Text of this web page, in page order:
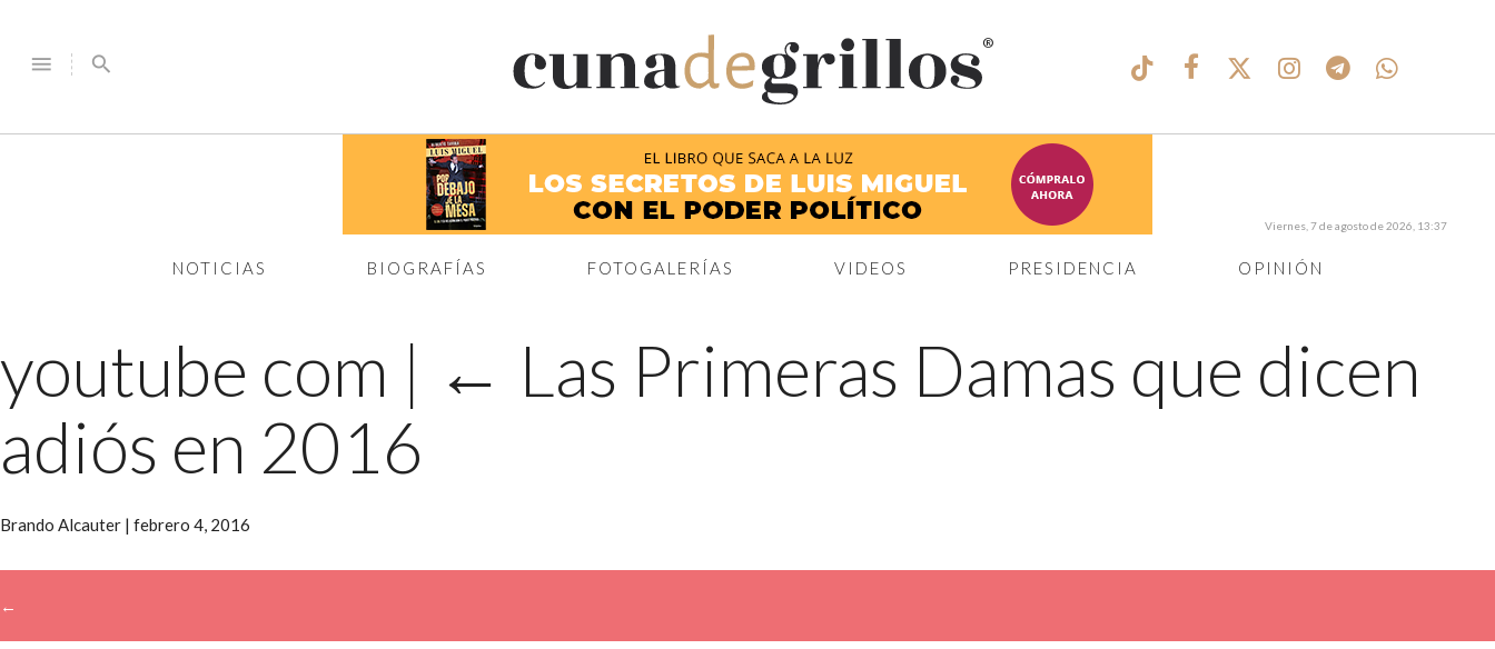
menu search
®
NOTICIAS BIOGRAFÍAS FOTOGALERÍAS VIDEOS PRESIDENCIA OPINIÓN
Viernes, 7 de agosto de 2026, 13:37
youtube com | ← Las Primeras Damas que dicen
adiós en 2016
Brando Alcauter | febrero 4, 2016
←